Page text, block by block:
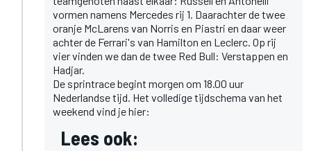
vormen namens Mercedes rij 1. Daarachter de twee
oranje McLarens van Norris en Piastri en daar weer
achter de Ferrari's van Hamilton en Leclerc. Op rij
vier vinden we dan de twee Red Bull: Verstappen en
Hadjar.
De sprintrace begint morgen om 18.00 uur
Nederlandse tijd. Het volledige tijdschema van het
weekend vind je hier:
Lees ook: